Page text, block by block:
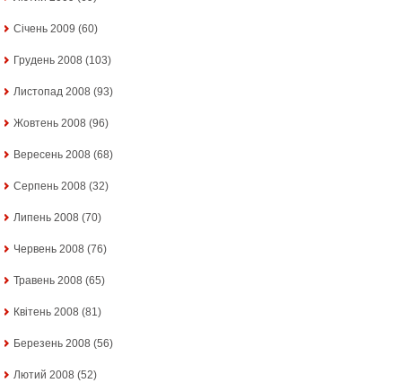
Січень 2009 (60)
Грудень 2008 (103)
Листопад 2008 (93)
Жовтень 2008 (96)
Вересень 2008 (68)
Серпень 2008 (32)
Липень 2008 (70)
Червень 2008 (76)
Травень 2008 (65)
Квітень 2008 (81)
Березень 2008 (56)
Лютий 2008 (52)